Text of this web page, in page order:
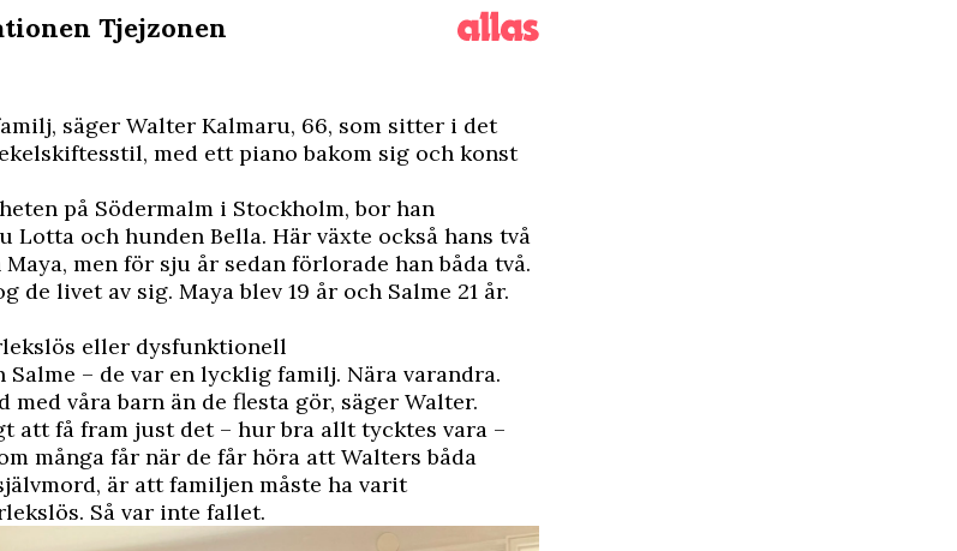
Tjejzonen
säger Walter Kalmaru, 66, som sitter i det
med ett piano bakom sig och konst
på Södermalm i Stockholm, bor han
Lotta och hunden Bella. Här växte också hans två
men för sju år sedan förlorade han båda två.
de livet av sig. Maya blev 19 år och Salme 21 år.
eller dysfunktionell
Salme – de var en lycklig familj. Nära varandra.
våra barn än de flesta gör, säger Walter.
att få fram just det – hur bra allt tycktes vara –
många får när de får höra att Walters båda
är att familjen måste ha varit
Så var inte fallet.